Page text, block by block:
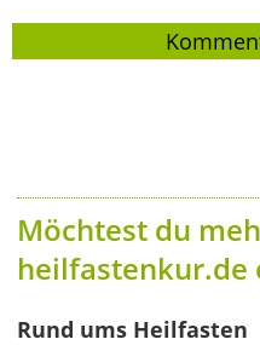
Möchtest du
heilfastenkur.de
Rund ums Heilfasten